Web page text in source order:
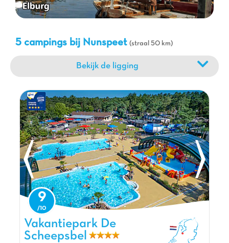
cultuurervaring, inclusief het Kröller-Müller Museum. De
aan de charme van de regio en bieden een kijkje in het lokale
leven. Een Capfun camping bij Nunspeet is de perfecte
uitvalsbasis om al deze wonderen te verkennen.
5 campings bij Nunspeet (straal 50 km)
Vakantiepark De Scheepsbel, Vakantiepark Gelderland
9
Vakantiepark De
Scheepsbel
Bekijk de ligging